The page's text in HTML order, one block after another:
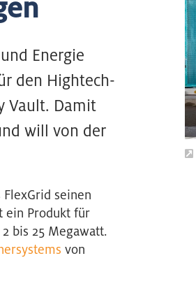
Energie
den Hightech-
Vault. Damit
will von der
seinen
ein Produkt für
bis 25 Megawatt.
von